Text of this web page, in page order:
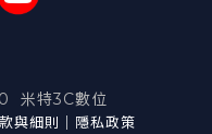
米特3C數位
與細則 隱私政策